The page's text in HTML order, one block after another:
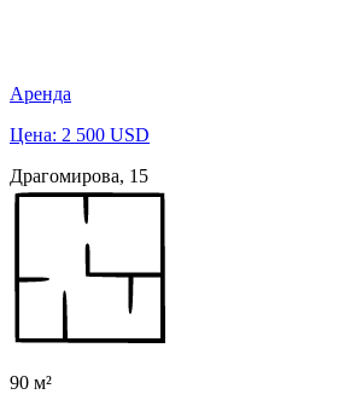
Аренда
Цена: 2 500 USD
Драгомирова, 15
90 м²